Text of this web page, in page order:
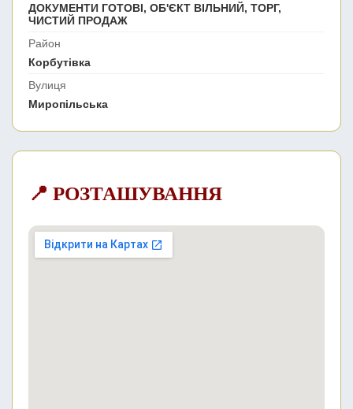
ДОКУМЕНТИ ГОТОВІ, ОБ'ЄКТ ВІЛЬНИЙ, ТОРГ,
ЧИСТИЙ ПРОДАЖ
Район
Корбутівка
Вулиця
Миропільська
📍 РОЗТАШУВАННЯ